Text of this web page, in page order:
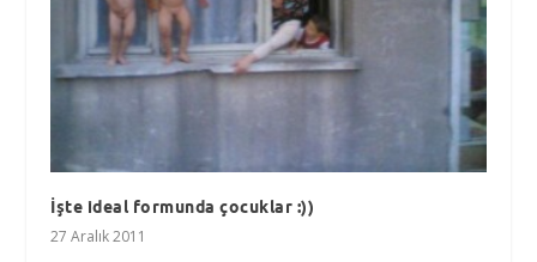
İşte ideal formunda çocuklar :))
27 Aralık 2011